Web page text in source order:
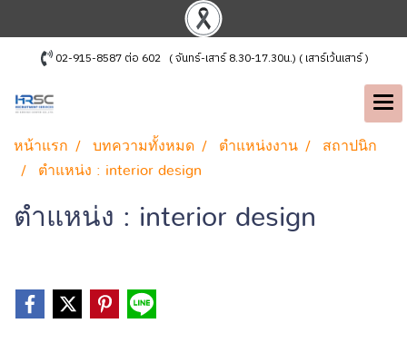
02-915-8587 ต่อ 602 ( จันทร์-เสาร์ 8.30-17.30น.) ( เสาร์เว้นเสาร์ )
หน้าแรก บทความทั้งหมด ตำแหน่งงาน
สถาปนิก
ตำแหน่ง : interior design
ตำแหน่ง : interior design